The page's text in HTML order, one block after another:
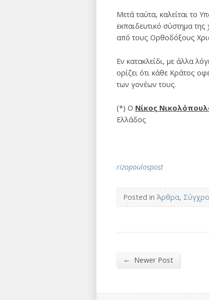
Μετά ταύτα, καλείται το
εκπαιδευτικό σύστημα
από τους Ορθοδόξους
Εν κατακλείδι, με άλλα
ορίζει ότι κάθε Κράτος
των γονέων τους.
(*) Ο Νίκος
Ελλάδος
rizopoulospost
Posted inΆρθρα,
← Newer Post